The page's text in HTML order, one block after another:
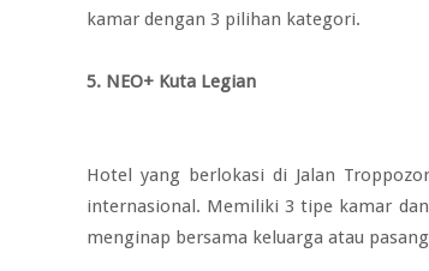
kamar dengan 3 pilihan kategori.
5. NEO+ Kuta Legian
Hotel yang berlokasi di Jalan
internasional. Memiliki 3 tipe kamar
menginap bersama keluarga atau